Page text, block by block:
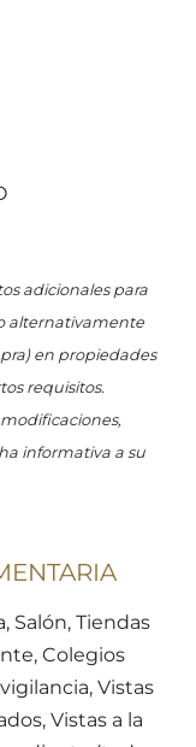
adicionales para
alternativamente
en propiedades
requisitos.
informativa a su
Salón, Tiendas
Colegios
Vistas
Vistas a la